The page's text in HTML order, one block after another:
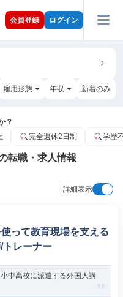
会員登録 ログイン
雇用形態 年収 新着のみ
？
完全週休2日制 学歴
転職・求人情報
詳細表示
って教育現場を支える
トレーナー
中高校に派遣する外国人講